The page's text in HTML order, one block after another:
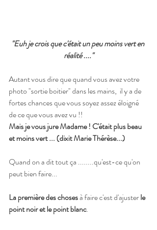
"Euh je crois que c'était un peu moins vert en
réalité ...."
Autant vous dire que quand vous avez votre
photo "sortie boitier" dans les mains,  il y a de
fortes chances que vous soyez assez éloigné
de ce que vous avez vu !!
Mais je vous jure Madame ! C'était plus beau
et moins vert ... (dixit Marie Thérèse...)
Quand on a dit tout ça ........qu'est-ce qu'on
peut bien faire...
La première des choses à faire c'est d'ajuster le
point noir et le point blanc.